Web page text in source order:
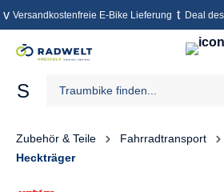
springen
Versandkostenfreie E-Bike Lieferung Deal
Zubehör & Teile Fahrradtransport
Heckträger